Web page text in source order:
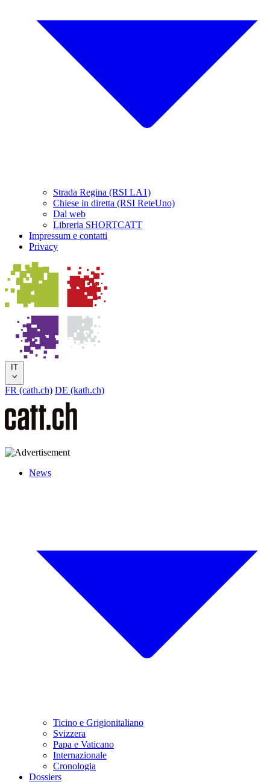
Strada Regina (RSI LA1)
Chiese in diretta (RSI ReteUno)
Dal web
Libreria SHORTCATT
Impressum e contatti
Privacy
IT
FR (cath.ch) DE (kath.ch)
News
Ticino e Grigionitaliano
Svizzera
Papa e Vaticano
Internazionale
Cronologia
Dossiers